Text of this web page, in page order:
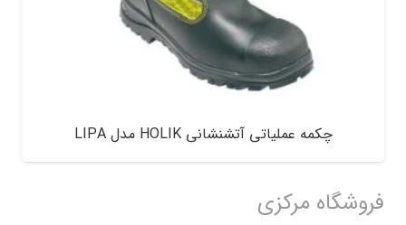
چکمه عملیاتی آتشنشانی HOLIK مدل LIPA
فروشگاه مرکزی